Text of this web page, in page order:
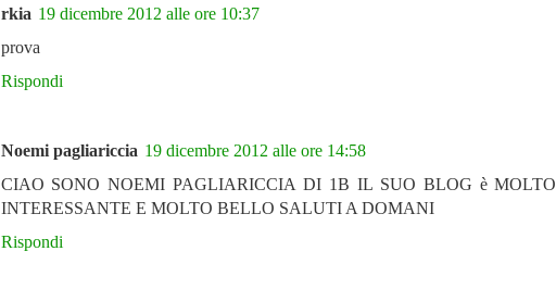
rkia 19 dicembre 2012 alle ore 10:37
prova
Rispondi
Noemi pagliariccia 19 dicembre 2012 alle ore 14:58
CIAO SONO NOEMI PAGLIARICCIA DI 1B IL SUO BLOG è MOLTO
INTERESSANTE E MOLTO BELLO SALUTI A DOMANI
Rispondi